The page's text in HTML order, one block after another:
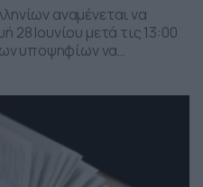
αναμένεται να
Ιουνίου μετά τις 13:00
υποψηφίων να
για τα μόρια και
να συμπληρώσουν […]